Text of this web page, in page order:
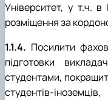
Університет, у т.ч. в
розміщення за
1.1.4. Посилити
підготовки
студентами,
студентів-